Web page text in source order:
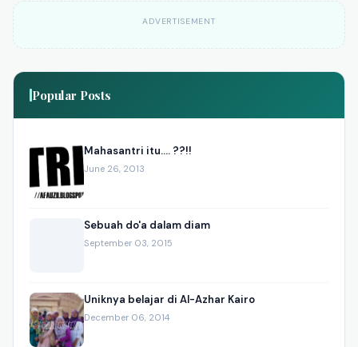
ADVERTISEMENT
Popular Posts
Mahasantri itu.... ??!!
June 26, 2013
Sebuah do'a dalam diam
September 03, 2015
Uniknya belajar di Al-Azhar Kairo
December 06, 2014